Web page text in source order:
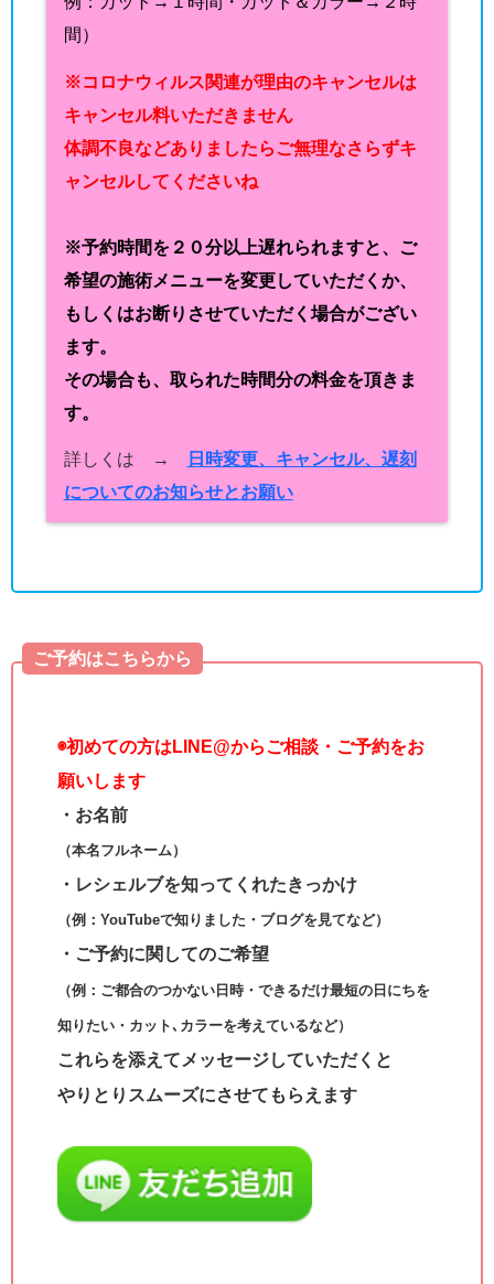
間）
※コロナウィルス関連が理由のキャンセルは
キャンセル料いただきません
体調不良などありましたらご無理なさらずキ
ャンセルしてくださいね
※予約時間を２０分以上遅れられますと、ご
希望の施術メニューを変更していただくか、
もしくはお断りさせていただく場合がござい
ます。
その場合も、取られた時間分の料金を頂きま
す。
詳しくは →
日時変更、キャンセル、遅刻
についてのお知らせとお願い
ご予約はこちらから
◉初めての方はLINE@からご相談・ご予約をお
願いします
・お名前
（本名フルネーム）
・レシェルブを知ってくれたきっかけ
（例：YouTubeで知りました・ブログを見てなど）
・ご予約に関してのご希望
（例：ご都合のつかない日時・できるだけ最短の日にちを
知りたい・カット､カラーを考えているなど）
これらを添えてメッセージしていただくと
やりとりスムーズにさせてもらえます